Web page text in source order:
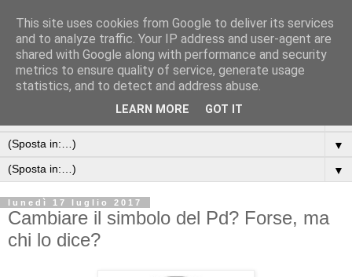
▼
▼
lunedì 17 luglio 2017
Cambiare il simbolo del Pd? Forse, ma
chi lo dice?
This site uses cookies from Google to deliver its services
and to analyze traffic. Your IP address and user-agent are
shared with Google along with performance and security
metrics to ensure quality of service, generate usage
statistics, and to detect and address abuse.
LEARN MORE GOT IT